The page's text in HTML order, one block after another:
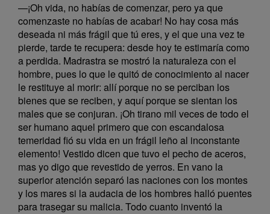
—¡Oh vida, no habías de comenzar, pero ya que
comenzaste no habías de acabar! No hay cosa más
deseada ni más frágil que tú eres, y el que una vez te
pierde, tarde te recupera: desde hoy te estimaría como
a perdida. Madrastra se mostró la naturaleza con el
hombre, pues lo que le quitó de conocimiento al nacer
le restituye al morir: allí porque no se perciban los
bienes que se reciben, y aquí porque se sientan los
males que se conjuran. ¡Oh tirano mil veces de todo el
ser humano aquel primero que con escandalosa
temeridad fió su vida en un frágil leño al inconstante
elemento! Vestido dicen que tuvo el pecho de aceros,
mas yo digo que revestido de yerros. En vano la
superior atención separó las naciones con los montes
y los mares si la audacia de los hombres halló puentes
para trasegar su malicia. Todo cuanto inventó la